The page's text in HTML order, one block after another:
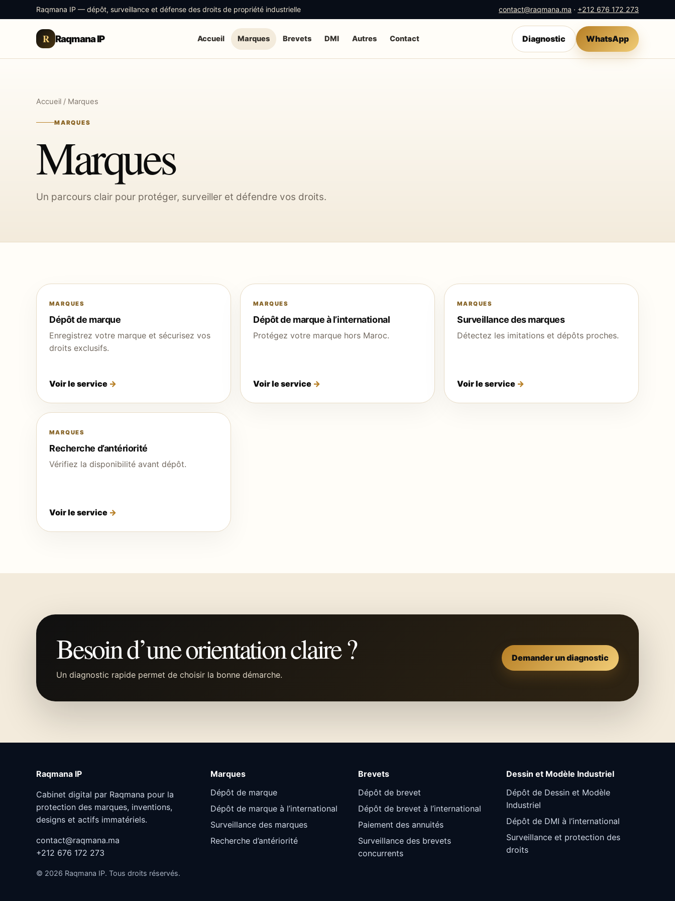
Raqmana IP — dépôt, surveillance et défense des droits de propriété industrielle contact@raqmana.ma · +212 676 172 273
R Raqmana IP Accueil Marques Brevets DMI Autres Contact Diagnostic WhatsApp
Accueil / Marques
MARQUES
Marques
Un parcours clair pour protéger, surveiller et défendre vos droits.
MARQUES
Dépôt de marque
Enregistrez votre marque et sécurisez vos
droits exclusifs.
Voir le service
MARQUES
Dépôt de marque à l’international
Protégez votre marque hors Maroc.
Voir le service
MARQUES
Surveillance des marques
Détectez les imitations et dépôts proches.
Voir le service
MARQUES
Recherche d’antériorité
Vérifiez la disponibilité avant dépôt.
Voir le service
Besoin d’une orientation claire ?
Un diagnostic rapide permet de choisir la bonne démarche.
Demander un diagnostic
Raqmana IP
Cabinet digital par Raqmana pour la
protection des marques, inventions,
designs et actifs immatériels.
contact@raqmana.ma
+212 676 172 273
© 2026 Raqmana IP. Tous droits réservés.
Marques
Dépôt de marque
Dépôt de marque à l’international
Surveillance des marques
Recherche d’antériorité
Brevets
Dépôt de brevet
Dépôt de brevet à l’international
Paiement des annuités
Surveillance des brevets
concurrents
Dessin et Modèle Industriel
Dépôt de Dessin et Modèle
Industriel
Dépôt de DMI à l’international
Surveillance et protection des
droits